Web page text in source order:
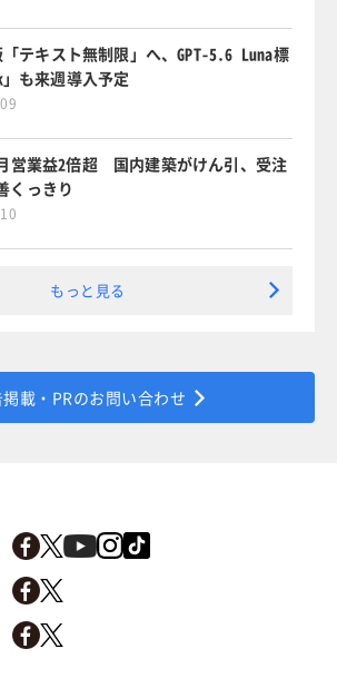
「テキスト無制限」へ、GPT-5.6 Luna標
も来週導入予定
営業益2倍超 国内建築がけん引、受注
くっきり
もっと見る
載・PRのお問い合わせ